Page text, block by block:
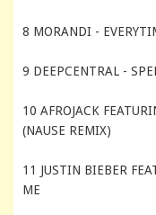
8 MORANDI -
9 DEEPCENTRAL -
10 AFROJACK
(NAUSE REMIX)
11 JUSTIN BIEBER
ME